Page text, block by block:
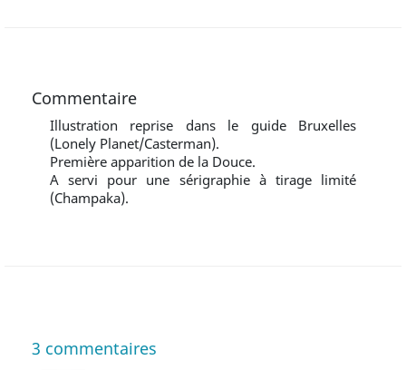
Commentaire
Illustration reprise dans le guide Bruxelles
(Lonely Planet/Casterman).
Première apparition de la Douce.
A servi pour une sérigraphie à tirage limité
(Champaka).
3 commentaires